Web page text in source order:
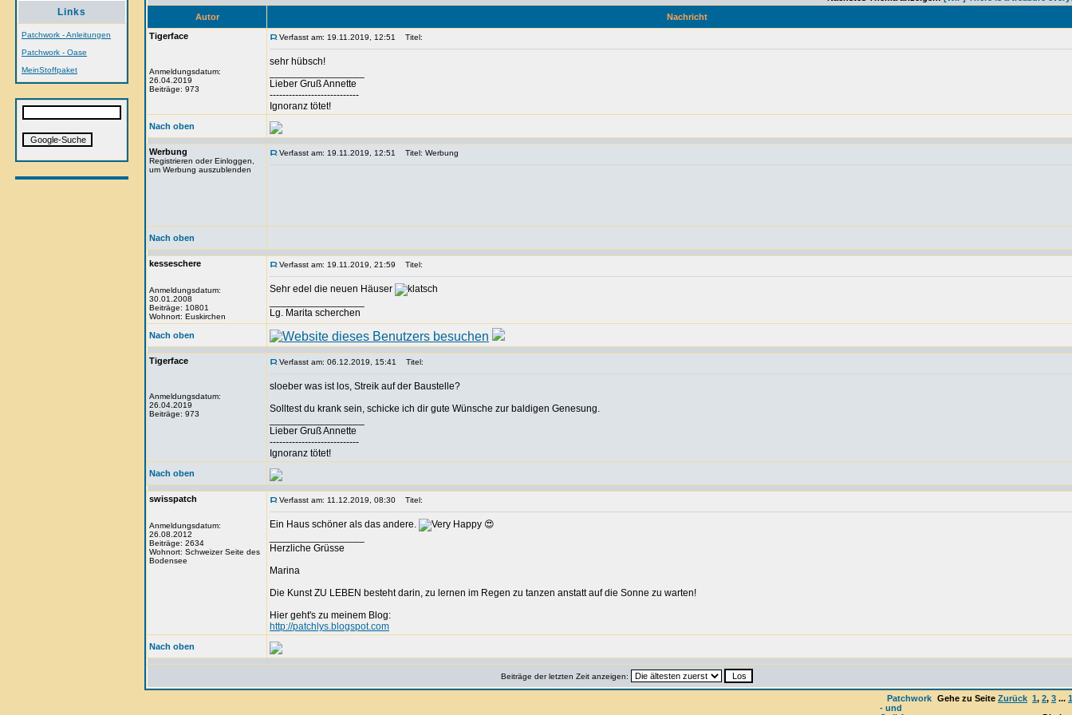
Links
Patchwork - Anleitungen
Patchwork - Oase
MeinStoffpaket
Autor
Nachricht
Tigerface
Anmeldungsdatum:
26.04.2019
Beiträge: 973
Verfasst am: 19.11.2019, 12:51 Titel:
sehr hübsch!
Lieber Gruß Annette
----------------------------
Ignoranz tötet!
Nach oben
Werbung
Registrieren oder Einloggen,
um Werbung auszublenden
Verfasst am: 19.11.2019, 12:51 Titel: Werbung
Nach oben
kesseschere
Anmeldungsdatum:
30.01.2008
Beiträge: 10801
Wohnort: Euskirchen
Verfasst am: 19.11.2019, 21:59 Titel:
Sehr edel die neuen Häuser
Lg. Marita scherchen
Nach oben
Tigerface
Anmeldungsdatum:
26.04.2019
Beiträge: 973
Verfasst am: 06.12.2019, 15:41 Titel:
sloeber was ist los, Streik auf der Baustelle?
Solltest du krank sein, schicke ich dir gute Wünsche zur baldigen Genesung.
Lieber Gruß Annette
----------------------------
Ignoranz tötet!
Nach oben
swisspatch
Anmeldungsdatum:
26.08.2012
Beiträge: 2634
Wohnort: Schweizer Seite des
Bodensee
Verfasst am: 11.12.2019, 08:30 Titel:
Ein Haus schöner als das andere.
😍
Herzliche Grüsse
Marina
Die Kunst ZU LEBEN besteht darin, zu lernen im Regen zu tanzen anstatt auf die Sonne zu warten!
Hier geht's zu meinem Blog:
http://patchlys.blogspot.com
Nach oben
Beiträge der letzten Zeit anzeigen:
Patchwork
- und
Gehe zu Seite Zurück 1, 2, 3 ...